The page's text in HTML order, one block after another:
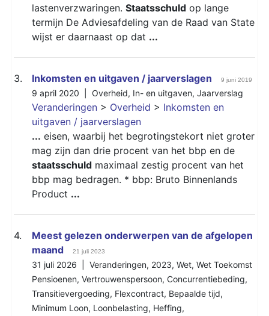
lastenverzwaringen. Staatsschuld op lange
termijn De Adviesafdeling van de Raad van State
wijst er daarnaast op dat ...
3. Inkomsten en uitgaven / jaarverslagen 9 juni 2019
9 april 2020 | Overheid, In- en uitgaven, Jaarverslag
Veranderingen > Overheid > Inkomsten en
uitgaven / jaarverslagen
... eisen, waarbij het begrotingstekort niet groter
mag zijn dan drie procent van het bbp en de
staatsschuld maximaal zestig procent van het
bbp mag bedragen. * bbp: Bruto Binnenlands
Product ...
4.
Meest gelezen onderwerpen van de afgelopen
maand
21 juli 2023
31 juli 2026 | Veranderingen, 2023, Wet, Wet Toekomst
Pensioenen, Vertrouwenspersoon, Concurrentiebeding,
Transitievergoeding, Flexcontract, Bepaalde tijd,
Minimum Loon, Loonbelasting, Heffing,